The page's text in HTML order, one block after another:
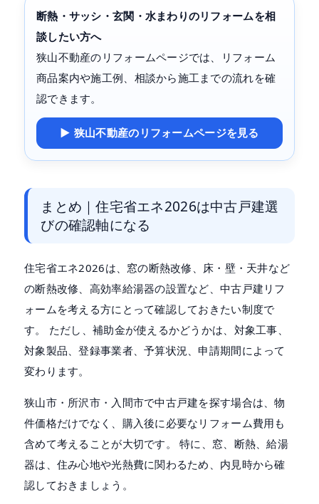
断熱・サッシ・玄関・水まわりのリフォームを相
談したい方へ
狭山不動産のリフォームページでは、リフォーム
商品案内や施工例、相談から施工までの流れを確
認できます。
▶ 狭山不動産のリフォームページを見る
まとめ｜住宅省エネ2026は中古戸建選
びの確認軸になる
住宅省エネ2026は、窓の断熱改修、床・壁・天井など
の断熱改修、高効率給湯器の設置など、中古戸建リフ
ォームを考える方にとって確認しておきたい制度で
す。 ただし、補助金が使えるかどうかは、対象工事、
対象製品、登録事業者、予算状況、申請期間によって
変わります。
狭山市・所沢市・入間市で中古戸建を探す場合は、物
件価格だけでなく、購入後に必要なリフォーム費用も
含めて考えることが大切です。 特に、窓、断熱、給湯
器は、住み心地や光熱費に関わるため、内見時から確
認しておきましょう。